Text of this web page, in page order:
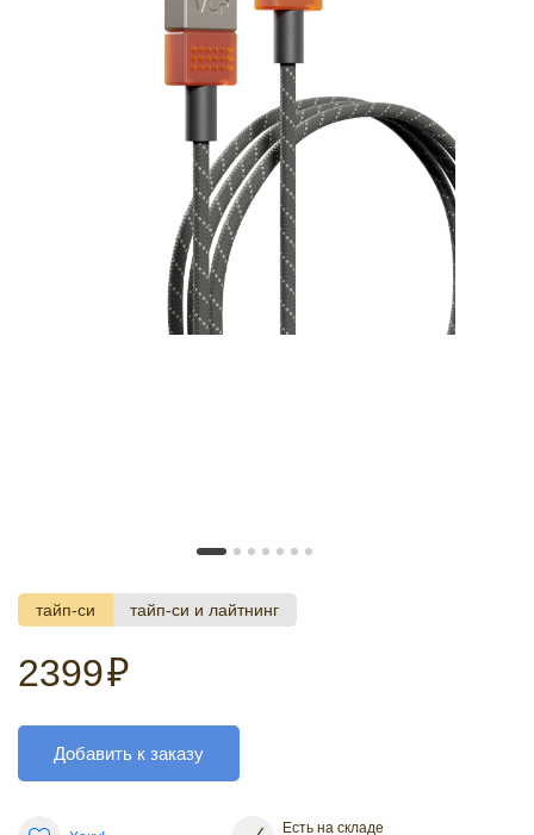
тайп-си тайп-си и лайтнинг
2399₽
Добавить к заказу
Есть на складе